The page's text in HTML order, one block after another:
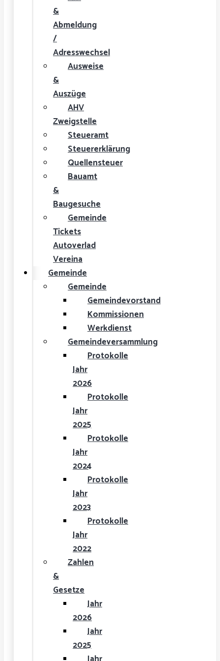
&
Abmeldung
/
Adresswechsel
Ausweise
&
Auszüge
AHV
Zweigstelle
Steueramt
Steuererklärung
Quellensteuer
Bauamt
&
Baugesuche
Gemeinde
Tickets
Autoverlad
Vereina
Gemeinde
Gemeinde
Gemeindevorstand
Kommissionen
Werkdienst
Gemeindeversammlung
Protokolle
Jahr
2026
Protokolle
Jahr
2025
Protokolle
Jahr
2024
Protokolle
Jahr
2023
Protokolle
Jahr
2022
Zahlen
&
Gesetze
Jahr
2026
Jahr
2025